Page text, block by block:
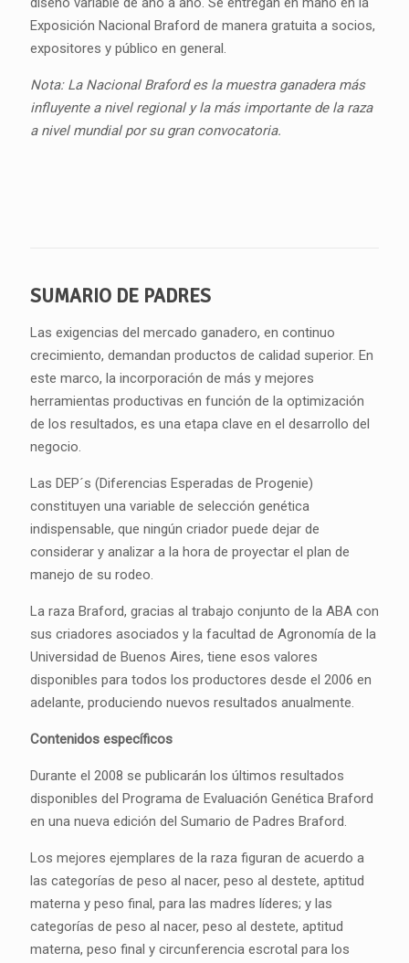
Exposición Nacional Braford de manera gratuita a socios,
expositores y público en general.
Nota: La Nacional Braford es la muestra ganadera más
influyente a nivel regional y la más importante de la raza
a nivel mundial por su gran convocatoria.
SUMARIO DE PADRES
Las exigencias del mercado ganadero, en continuo
crecimiento, demandan productos de calidad superior. En
este marco, la incorporación de más y mejores
herramientas productivas en función de la optimización
de los resultados, es una etapa clave en el desarrollo del
negocio.
Las DEP´s (Diferencias Esperadas de Progenie)
constituyen una variable de selección genética
indispensable, que ningún criador puede dejar de
considerar y analizar a la hora de proyectar el plan de
manejo de su rodeo.
La raza Braford, gracias al trabajo conjunto de la ABA con
sus criadores asociados y la facultad de Agronomía de la
Universidad de Buenos Aires, tiene esos valores
disponibles para todos los productores desde el 2006 en
adelante, produciendo nuevos resultados anualmente.
Contenidos específicos
Durante el 2008 se publicarán los últimos resultados
disponibles del Programa de Evaluación Genética Braford
en una nueva edición del Sumario de Padres Braford.
Los mejores ejemplares de la raza figuran de acuerdo a
las categorías de peso al nacer, peso al destete, aptitud
materna y peso final, para las madres líderes; y las
categorías de peso al nacer, peso al destete, aptitud
materna, peso final y circunferencia escrotal para los